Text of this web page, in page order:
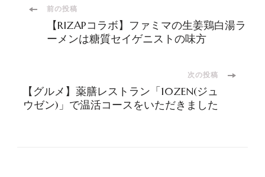
投
ビ
前の投稿
【RIZAPコラボ】ファミマの生姜鶏白湯ラ
ーメンは糖質セイゲニストの味方
次の投稿
【グルメ】薬膳レストラン「10ZEN(ジュ
ウゼン)」で温活コースをいただきました